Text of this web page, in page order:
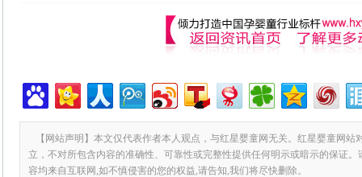
【网站声明】本文仅代表作者本人观点，与红星婴童网无关。红星婴童网站
立，不对所包含内容的准确性、可靠性或完整性提供任何明示或暗示的保证
容均来自互联网,如不慎侵害的您的权益,请告知,我们将尽快删除。